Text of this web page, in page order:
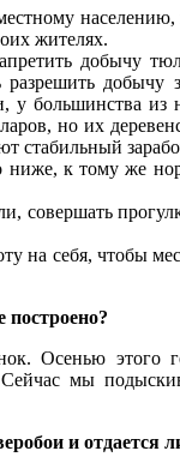
населению,
жителях.
добычу
добычу
большинства из
но их
стабильный
к тому же
совершать
на себя, чтобы
Осенью
мы
и отдается